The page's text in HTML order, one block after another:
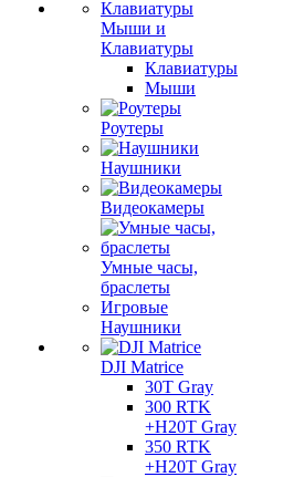
Мыши и
Клавиатуры
Клавиатуры
Мыши
Роутеры
Наушники
Видеокамеры
Умные часы,
браслеты
Игровые
Наушники
DJI Matrice
30T Gray
300 RTK
+H20T Gray
350 RTK
+H20T Gray